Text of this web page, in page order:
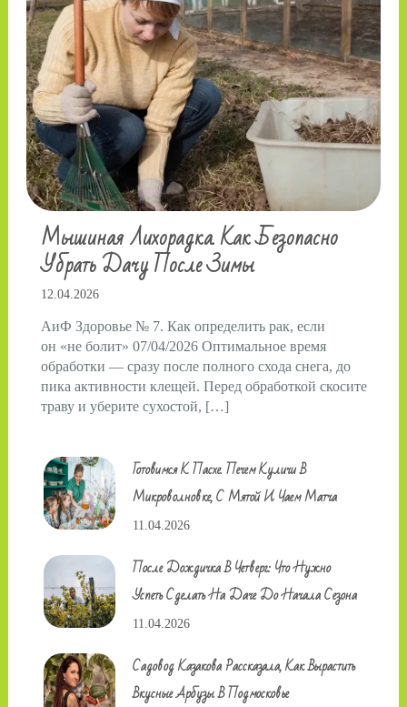
Мышиная Лихорадка. Как Безопасно
Убрать Дачу После Зимы
12.04.2026
АиФ Здоровье № 7. Как определить рак, если
он «не болит» 07/04/2026 Оптимальное время
обработки — сразу после полного схода снега, до
пика активности клещей. Перед обработкой скосите
траву и уберите сухостой, […]
Готовимся К Пасхе. Печем Куличи В
Микроволновке, С Мятой И Чаем Матча
11.04.2026
После Дождичка В Четверг: Что Нужно
Успеть Сделать На Даче До Начала Сезона
11.04.2026
Садовод Казакова Рассказала, Как Вырастить
Вкусные Арбузы В Подмосковье